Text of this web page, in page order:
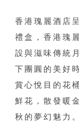
香港瑰麗酒店
禮盒，香港瑰
設與滋味傳統
下團圓的美好
賞心悅目的花
鮮花，散發暖
秋的夢幻魅力。